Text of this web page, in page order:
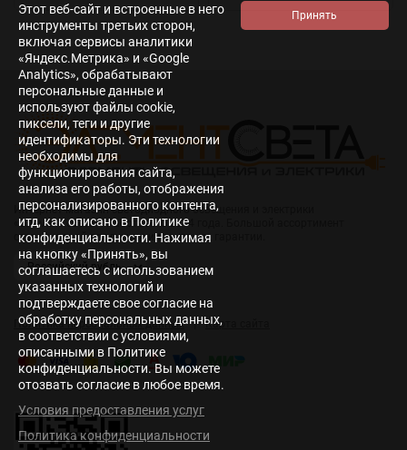
Интернет-магазин светодиодного освещения и электрики
«Элемент света». Работаем с 2014 года. Большой ассортимент
светодиодной продукции и электрики, гарантии.
Политика персональных данных | Карта сайта
Этот веб-сайт и встроенные в него
инструменты третьих сторон,
включая сервисы аналитики
«Яндекс.Метрика» и «Google
Analytics», обрабатывают
персональные данные и
используют файлы cookie,
пиксели, теги и другие
идентификаторы. Эти технологии
необходимы для
функционирования сайта,
анализа его работы, отображения
персонализированного контента,
итд, как описано в Политике
конфиденциальности. Нажимая
на кнопку «Принять», вы
соглашаетесь с использованием
указанных технологий и
подтверждаете свое согласие на
обработку персональных данных,
в соответствии с условиями,
описанными в Политике
конфиденциальности. Вы можете
отозвать согласие в любое время.
Условия предоставления услуг
Политика конфиденциальности